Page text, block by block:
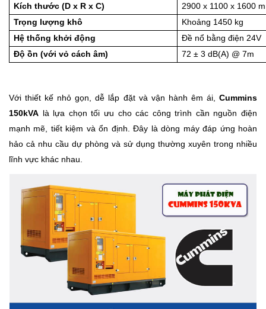
Kích thước (D x R x C)
2900 x 1100 x 1600
Trọng lượng khô
Khoảng 1450 kg
Hệ thống khởi động
Đề nổ bằng điện 24V
Độ ồn (với vỏ cách âm)
72 ± 3 dB(A) @ 7m
Với thiết kế nhỏ gọn, dễ lắp đặt và vận hành êm ái, Cummins
150kVA là lựa chọn tối ưu cho các công trình cần nguồn điện
mạnh mẽ, tiết kiệm và ổn định. Đây là dòng máy đáp ứng hoàn
hảo cả nhu cầu dự phòng và sử dụng thường xuyên trong nhiều
lĩnh vực khác nhau.